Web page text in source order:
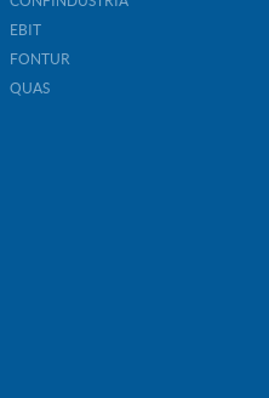
EBIT
FONTUR
QUAS